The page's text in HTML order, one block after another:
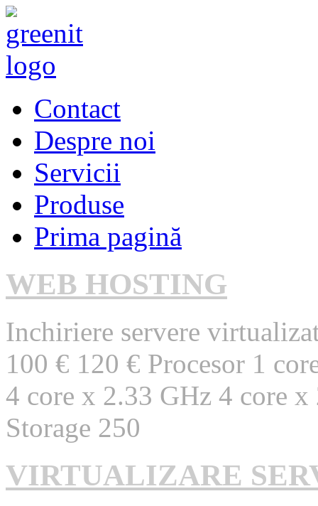
Contact
Despre noi
Servicii
Produse
Prima pagină
WEB HOSTING
Inchiriere servere
100 € 120 € Procesor 1
4 core x 2.33 GHz 4 core
Storage 250
VIRTUALIZARE